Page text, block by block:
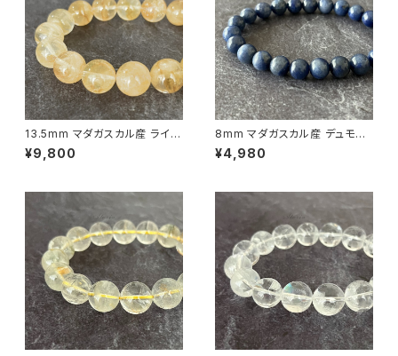
13.5mm マダガスカル産 ライモ
ナイトインクォーツ ブレスレット
【画像現物】
¥9,800
8mm マダガスカル産 デュモル
チェライト イン クォーツ ブレス
レット
¥4,980